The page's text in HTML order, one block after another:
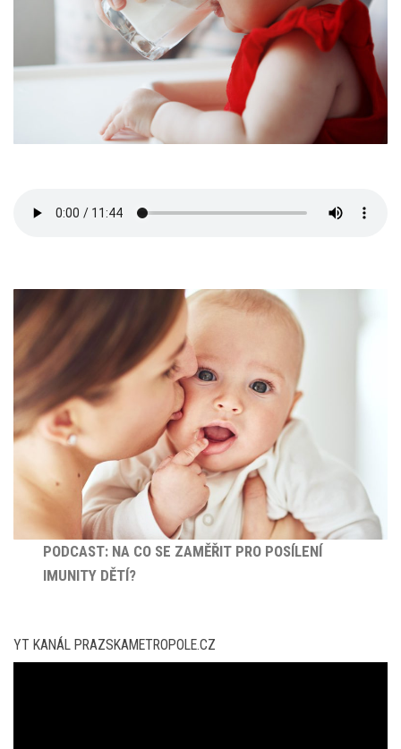
PODCAST: NA CO SE ZAMĚŘIT PRO POSÍLENÍ
IMUNITY DĚTÍ?
YT KANÁL PRAZSKAMETROPOLE.CZ